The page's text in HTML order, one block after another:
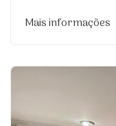
Mais informações